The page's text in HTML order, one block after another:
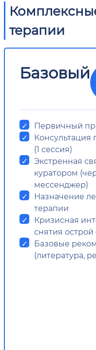
терапии
Базовый
Первичный
Консультация
(1 сессия)
Экстренная
куратором
мессенджер)
Назначение
терапии
Кризисная
снятия
Базовые
(литература,